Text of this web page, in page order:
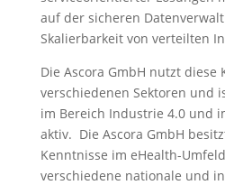
auf der sicheren
Skalierbarkeit von verteilten
Die Ascora GmbH nutzt diese
verschiedenen Sektoren und
im Bereich Industrie 4.0 und
aktiv. Die Ascora GmbH
Kenntnisse im eHealth-
verschiedene nationale und